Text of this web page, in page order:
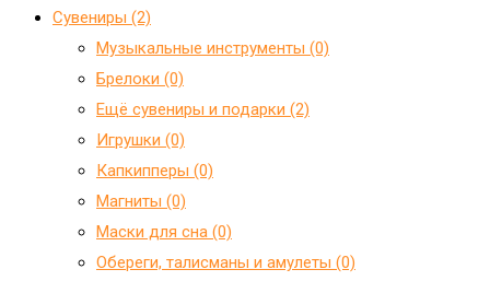
Сувениры (2)
Mузыкальные инструменты (0)
Брелоки (0)
Ещё сувениры и подарки (2)
Игрушки (0)
Капкипперы (0)
Магниты (0)
Маски для сна (0)
Обереги, талисманы и амулеты (0)